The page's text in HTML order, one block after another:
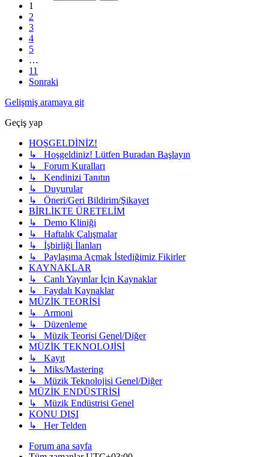
1
2
3
4
5
…
11
Sonraki
Gelişmiş aramaya git
Geçiş yap
HOŞGELDİNİZ!
↳ Hoşgeldiniz! Lütfen Buradan Başlayın
↳ Forum Kuralları
↳ Kendinizi Tanıtın
↳ Duyurular
↳ Öneri/Geri Bildirim/Şikayet
BİRLİKTE ÜRETELİM
↳ Demo Kliniği
↳ Haftalık Çalışmalar
↳ İşbirliği İlanları
↳ Paylaşıma Açmak İstediğimiz Fikirler
KAYNAKLAR
↳ Canlı Yayınlar İçin Kaynaklar
↳ Faydalı Kaynaklar
MÜZİK TEORİSİ
↳ Armoni
↳ Düzenleme
↳ Müzik Teorisi Genel/Diğer
MÜZİK TEKNOLOJİSİ
↳ Kayıt
↳ Miks/Mastering
↳ Müzik Teknolojisi Genel/Diğer
MÜZİK ENDÜSTRİSİ
↳ Müzik Endüstrisi Genel
KONU DIŞI
↳ Her Telden
Forum ana sayfa